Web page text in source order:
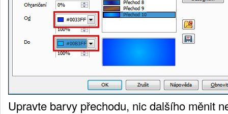
Upravte barvy přechodu, nic dalšího měnit